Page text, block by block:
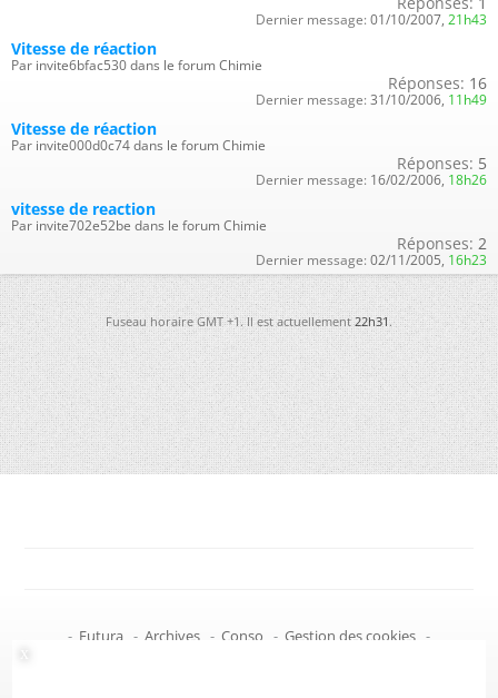
Dernier message: 01/10/2007, 21h43
Vitesse de réaction
Par invite6bfac530 dans le forum Chimie
Réponses: 16
Dernier message: 31/10/2006, 11h49
Vitesse de réaction
Par invite000d0c74 dans le forum Chimie
Réponses: 5
Dernier message: 16/02/2006, 18h26
vitesse de reaction
Par invite702e52be dans le forum Chimie
Réponses: 2
Dernier message: 02/11/2005, 16h23
Fuseau horaire GMT +1. Il est actuellement22h31.
- Futura - Archives - Conso - Gestion des cookies -